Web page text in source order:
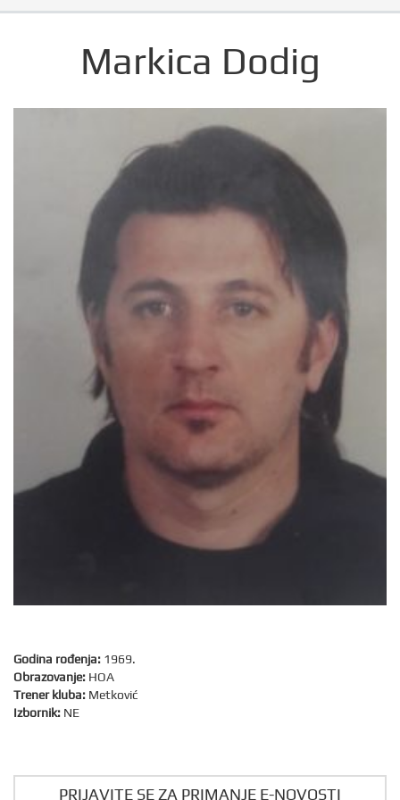
Markica Dodig
Godina rođenja: 1969.
Obrazovanje: HOA
Trener kluba: Metković
Izbornik: NE
PRIJAVITE SE ZA PRIMANJE E-NOVOSTI